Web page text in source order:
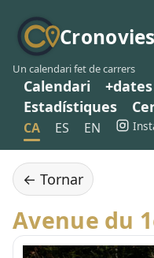
Cronovies
Un calendari fet de carrers
Calendari +dates
Estadístiques
CA ES EN
← Tornar
Avenue du